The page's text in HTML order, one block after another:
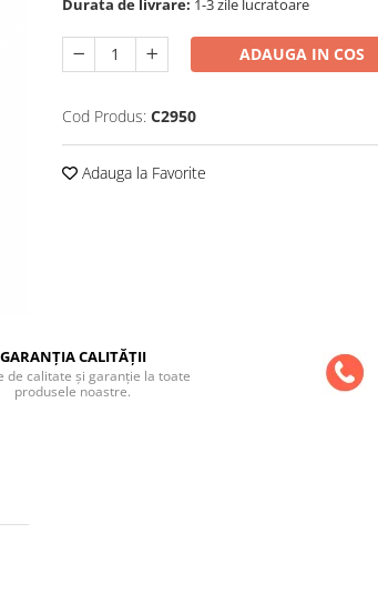
Durata de livrare: 1-3 zile lucratoare
ADAUGA IN COS
Cod Produs: C2950
Adauga la Favorite
GARANȚIA CALITĂȚII
de calitate și garanție la toate
produsele noastre.